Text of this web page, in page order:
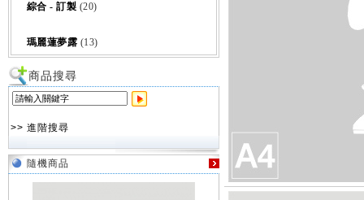
綜合 - 訂製 (20)
瑪麗蓮夢露 (13)
商品搜尋
>> 進階搜尋
隨機商品